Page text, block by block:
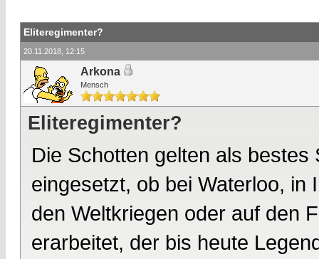
Eliteregimenter?
20.11.2018, 12:15
Arkona
Mensch
Eliteregimenter?
Die Schotten gelten als
eingesetzt, ob bei Waterloo, in
den Weltkriegen oder auf den
erarbeitet, der bis heute